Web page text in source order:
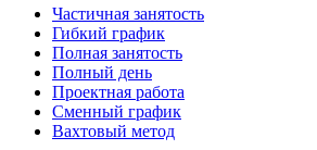
Частичная занятость
Гибкий график
Полная занятость
Полный день
Проектная работа
Сменный график
Вахтовый метод